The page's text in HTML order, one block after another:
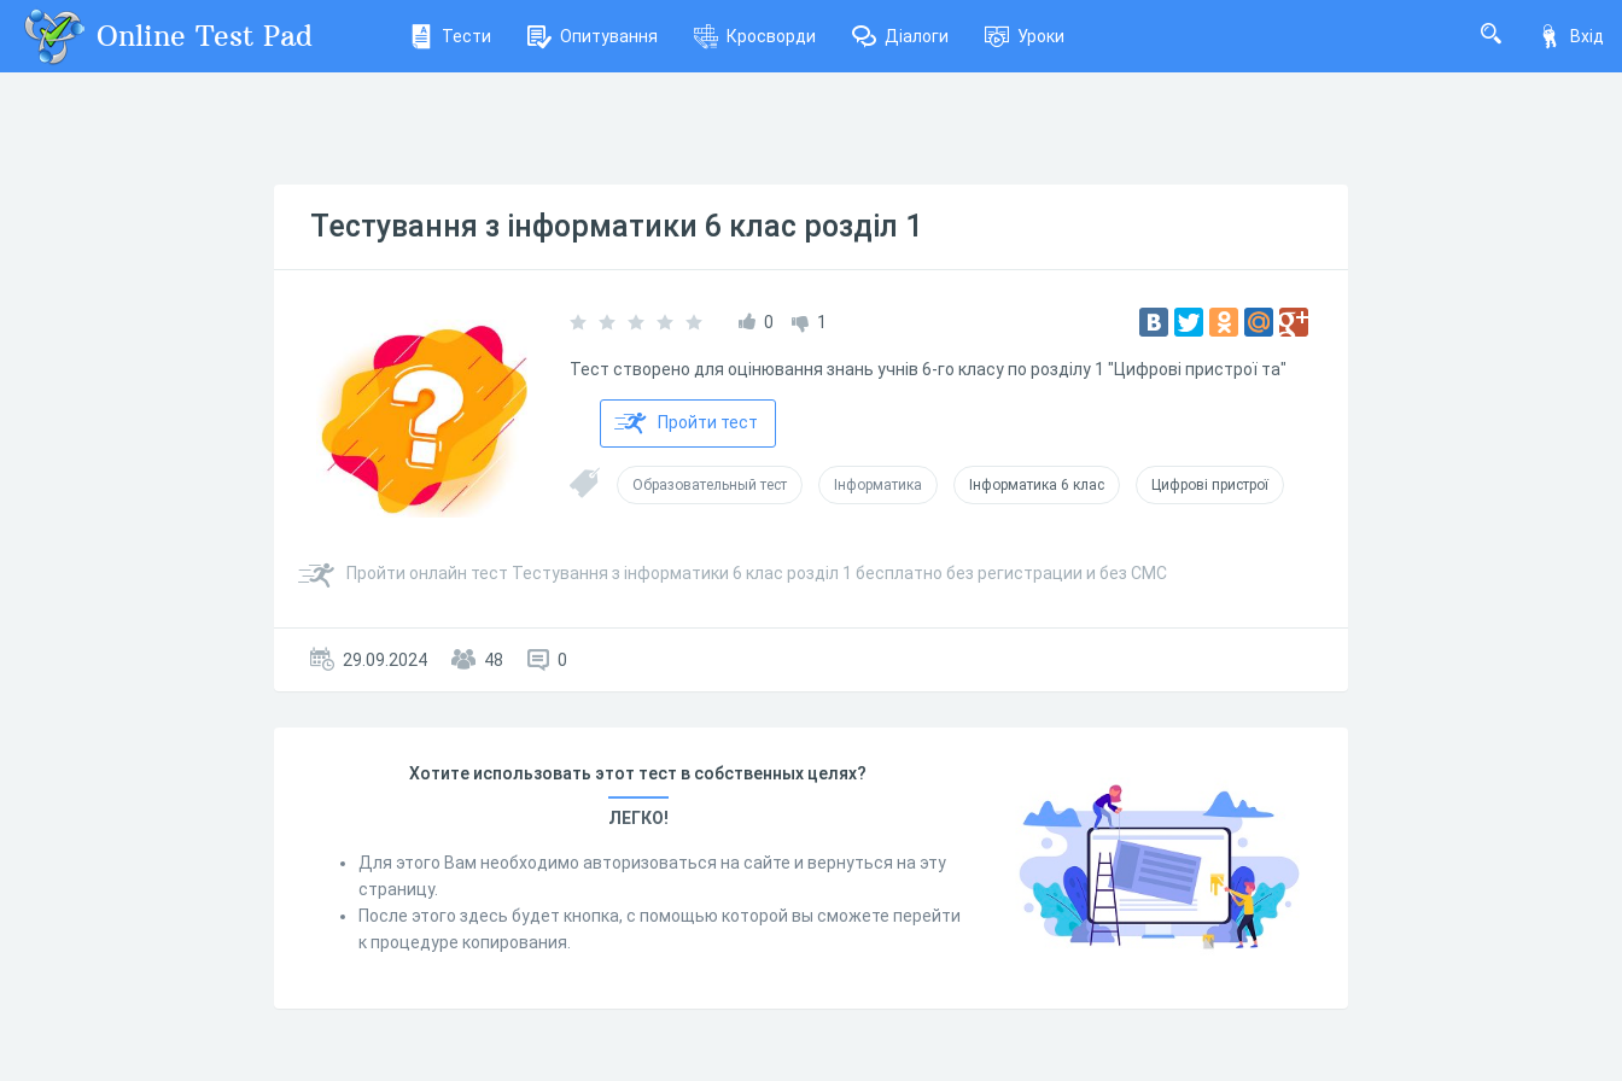
Вхід
Online Test Pad Тести Опитування Кросворди Діалоги Уроки
Тестування з інформатики 6 клас розділ 1
0 1
Тест створено для оцінювання знань учнів 6-го класу по розділу 1 "Цифрові пристрої та"
Пройти тест
Образовательный тест Інформатика Інформатика 6 клас Цифрові пристрої
Пройти онлайн тест Тестування з інформатики 6 клас розділ 1 бесплатно без регистрации и без СМС
29.09.2024 48 0
Хотите использовать этот тест в собственных целях?
ЛЕГКО!
Для этого Вам необходимо авторизоваться на сайте и вернуться на эту
страницу.
После этого здесь будет кнопка, с помощью которой вы сможете перейти
к процедуре копирования.